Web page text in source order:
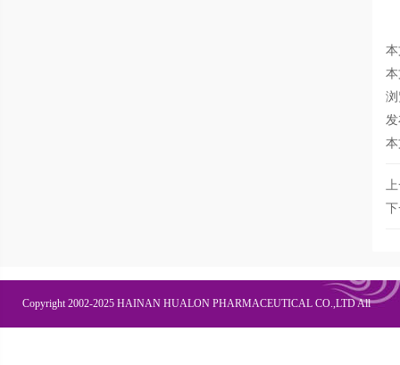
Copyright 2002-2025 HAINAN HUALON PHARMACEUTICAL CO.,LTD All